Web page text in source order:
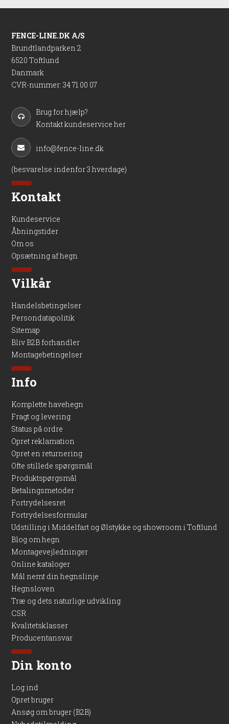
FENCE-LINE.DK A/S
Brundtlandparken 2
6520 Toftlund
Danmark
CVR-nummer: 34 71 00 07
Brug for hjælp?
Kontakt kundeservice her
info@fence-line.dk
(besvarelse indenfor 3 hverdage)
Kontakt
Kundeservice
Åbningstider
Om os
Opsætning af hegn
Vilkår
Handelsbetingelser
Persondatapolitik
Sitemap
Bliv B2B forhandler
Montagebetingelser
Info
Komplette havehegn
Fragt og levering
Status på ordre
Opret reklamation
Opret en returnering
Ofte stillede spørgsmål
Produktspørgsmål
Betalingsmetoder
Fortrydelsesret
Fortrydelsesformular
Udstilling i Middelfart og Ølstykke og showroom i Toftlund
Blog om hegn
Montagevejledninger
Online kataloger
Mål nemt din hegnslinje
Hegnsloven
Træ og dets naturlige udvikling
CSR
Kvalitetsklasser
Producentansvar
Din konto
Log ind
Opret bruger
Ansøg om bruger (B2B)